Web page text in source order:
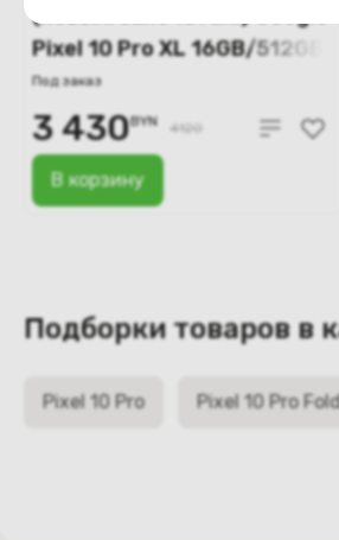
(новый. запечатан.) Google
Pixel 10 Pro XL 16GB/512GB
(обсидиан)
Под заказ
В корзину
3 430BYN 4120
Подборки товаров в
Pixel 10 Pro Pixel 10 Pro Fold